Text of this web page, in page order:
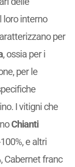
interno
per
, ossia per i
per le
I vitigni che
Chianti
e altri
Cabernet franc